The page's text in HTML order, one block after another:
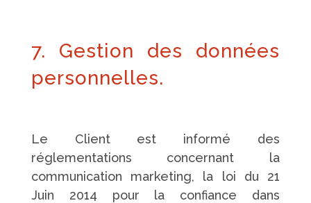
7. Gestion des données
personnelles.
Le Client est informé des
réglementations concernant la
communication marketing, la loi du 21
Juin 2014 pour la confiance dans